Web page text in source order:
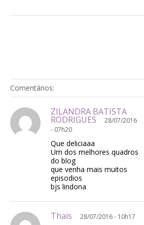
Comentários:
ZILANDRA BATISTA
RODRIGUES
28/07/2016
- 07h20
Que deliciaaa
Um dos melhores quadros
do blog
que venha mais muitos
episodios
bjs lindona
Thais 28/07/2016 - 10h17